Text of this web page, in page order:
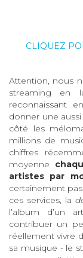
CLIQUEZ
Attention, nous
streaming en
reconnaissant
donner une
côté les
millions de
chiffres
moyenne
artistes par
certainement
ces services, la
l’album d’un
contribuer un
réellement vivre
sa musique - le